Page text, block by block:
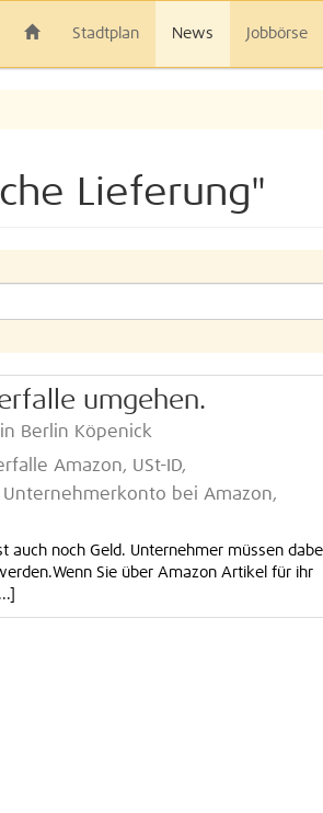
Stadtplan News Jobbörse
Lieferung"
umgehen.
in Berlin Köpenick
Amazon, USt-ID,
bei Amazon,
auch noch Geld. Unternehmer müssen
Sie über Amazon Artikel für ihr